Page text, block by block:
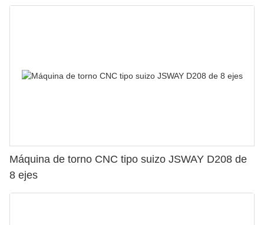
Máquina de torno CNC tipo suizo JSWAY D208 de
8 ejes